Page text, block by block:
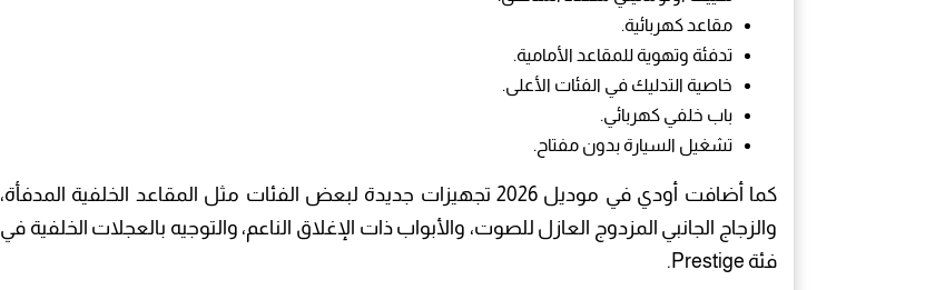
مقاعد كهربائية.
تدفئة وتهوية للمقاعد الأمامية.
خاصية التدليك في الفئات الأعلى.
باب خلفي كهربائي.
تشغيل السيارة بدون مفتاح.
كما أضافت أودي في موديل 2026 تجهيزات جديدة لبعض الفئات مثل المقاعد الخلفية المدفأة،
والزجاج الجانبي المزدوج العازل للصوت، والأبواب ذات الإغلاق الناعم، والتوجيه بالعجلات الخلفية في
فئة Prestige.